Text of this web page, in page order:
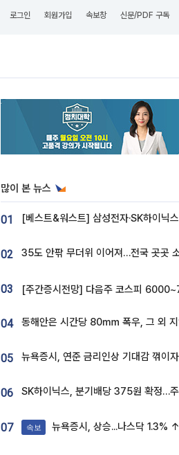
로그인 회원가입 속보창 신문/PDF 구독
많이 본 뉴스
01
02
03
04
05
06
07 속보 뉴욕증시, 상승...나스닥 1.3% ↑